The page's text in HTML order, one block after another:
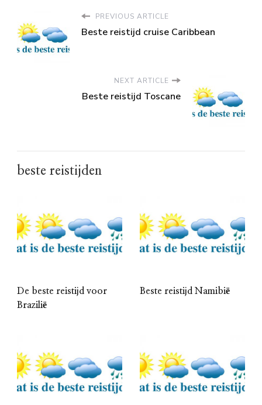
PREVIOUS ARTICLE
Beste reistijd cruise Caribbean
NEXT ARTICLE
Beste reistijd Toscane
beste reistijden
De beste reistijd voor
Brazilië
Beste reistijd Namibië